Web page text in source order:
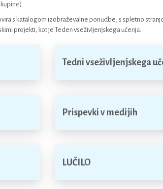
s katalogom izobraževalne ponudbe, s spletno
projekti, kot je Teden vseživljenjskega učenja.
Tedni vseživljenjskega
Prispevki v medijih
LUČILO